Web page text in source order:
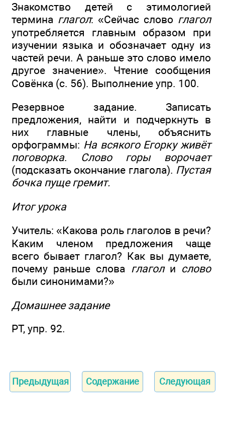
Знакомство детей с этимологией
термина глагол: «Сейчас слово глагол
употребляется главным образом при
изучении языка и обозначает одну из
частей речи. А раньше это слово имело
другое значение». Чтение сообщения
Совёнка (с. 56). Выполнение упр. 100.
Резервное задание. Записать
предложения, найти и подчеркнуть в
них главные члены, объяснить
орфограммы: На всякого Егорку живёт
поговорка. Слово горы ворочает
(подсказать окончание глагола). Пустая
бочка пуще гремит.
Итог урока
Учитель: «Какова роль глаголов в речи?
Каким членом предложения чаще
всего бывает глагол? Как вы думаете,
почему раньше слова глаголи слово
были синонимами?»
Домашнее задание
РТ, упр. 92.
Предыдущая Содержание Следующая